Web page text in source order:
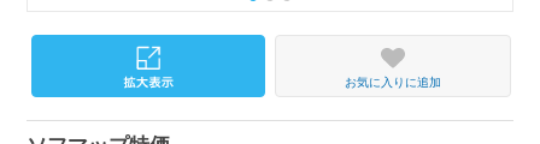
お気に入りに追加